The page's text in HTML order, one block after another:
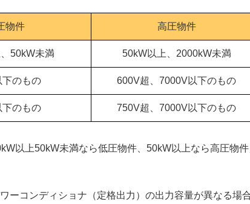
物件 高圧物件
50kW未満 50kW以上、2000kW未満
のもの 600V超、7000V以下のもの
のもの 750V超、7000V以下のもの
以上50kW未満なら低圧物件、50kW以上なら高圧物
ーコンディショナ（定格出力）の出力容量が異なる場